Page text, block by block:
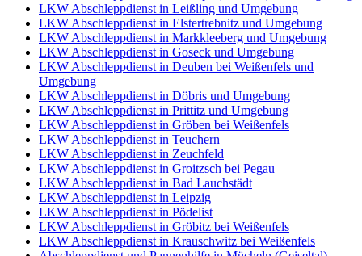
LKW Abschleppdienst in Leißling und Umgebung
LKW Abschleppdienst in Elstertrebnitz und Umgebung
LKW Abschleppdienst in Markkleeberg und Umgebung
LKW Abschleppdienst in Goseck und Umgebung
LKW Abschleppdienst in Deuben bei Weißenfels und
Umgebung
LKW Abschleppdienst in Döbris und Umgebung
LKW Abschleppdienst in Prittitz und Umgebung
LKW Abschleppdienst in Gröben bei Weißenfels
LKW Abschleppdienst in Teuchern
LKW Abschleppdienst in Zeuchfeld
LKW Abschleppdienst in Groitzsch bei Pegau
LKW Abschleppdienst in Bad Lauchstädt
LKW Abschleppdienst in Leipzig
LKW Abschleppdienst in Pödelist
LKW Abschleppdienst in Gröbitz bei Weißenfels
LKW Abschleppdienst in Krauschwitz bei Weißenfels